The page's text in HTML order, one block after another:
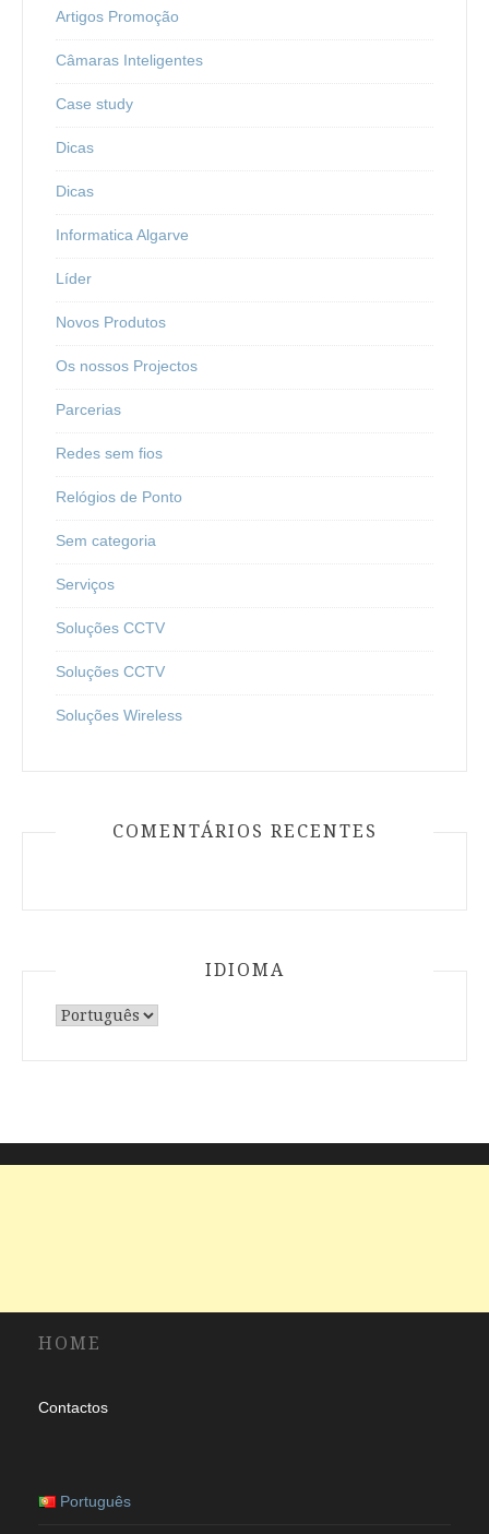
Artigos Promoção
Câmaras Inteligentes
Case study
Dicas
Dicas
Informatica Algarve
Líder
Novos Produtos
Os nossos Projectos
Parcerias
Redes sem fios
Relógios de Ponto
Sem categoria
Serviços
Soluções CCTV
Soluções CCTV
Soluções Wireless
COMENTÁRIOS RECENTES
IDIOMA
Escolha
HOME
Contactos
Português